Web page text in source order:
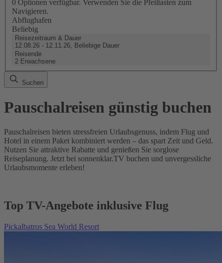
0 Optionen verfügbar. Verwenden Sie die Pfeiltasten zum
Navigieren.
Abflughafen
Beliebig
Reisezeitraum & Dauer
12.08.26 - 12.11.26, Beliebige Dauer
Reisende
2 Erwachsene
Suchen
Pauschalreisen günstig buchen
Pauschalreisen bieten stressfreien Urlaubsgenuss, indem Flug und
Hotel in einem Paket kombiniert werden – das spart Zeit und Geld.
Nutzen Sie attraktive Rabatte und genießen Sie sorglose
Reiseplanung. Jetzt bei sonnenklar.TV buchen und unvergessliche
Urlaubsmomente erleben!
Top TV-Angebote inklusive Flug
Pickalbatros Sea World Resort